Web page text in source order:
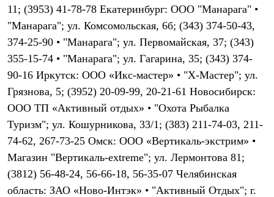
Куртки
Флисовая одежда
Куртки
Брюки
Комбинезоны
Термобелье
Комплект термобелья
Снаряжение
Палатки и тенты
Палатки
Тенты
Аксессуары для палаток
Рюкзаки
Экспедиционные
Легкоходные
Альпинистские
11; (3953) 41-78-78 Екатеринбург: ООО "Манарага" •
"Манарага"; ул. Комсомольская, 6б; (343) 374-50-43,
374-25-90 • "Манарага"; ул. Первомайская, 37; (343)
355-15-74 • "Манарага"; ул. Гагарина, 35; (343) 374-
90-16 Иркутск: ООО «Икс-мастер» • "X-Мастер"; ул.
Грязнова, 5; (3952) 20-09-99, 20-21-61 Новосибирск:
ООО ТП «Активный отдых» • "Охота Рыбалка
Туризм"; ул. Кошурникова, 33/1; (383) 211-74-03, 211-
74-62, 267-73-25 Омск: ООО «Вертикаль-экстрим» •
Магазин "Вертикаль-extreme"; ул. Лермонтова 81;
(3812) 56-48-24, 56-66-18, 56-35-07 Челябинская
область: ЗАО «Ново-Интэк» • "Активный Отдых"; г.